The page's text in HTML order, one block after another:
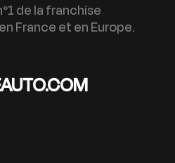
de la franchise
France et en Europe.